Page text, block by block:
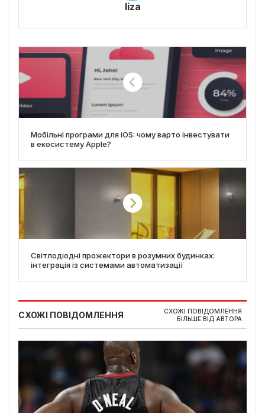
liza
Мобільні програми для iOS: чому варто інвестувати
в екосистему Apple?
Світлодіодні прожектори в розумних будинках:
інтеграція із системами автоматизації
СХОЖІ ПОВІДОМЛЕННЯ
СХОЖІ ПОВІДОМЛЕННЯ
БІЛЬШЕ ВІД АВТОРА